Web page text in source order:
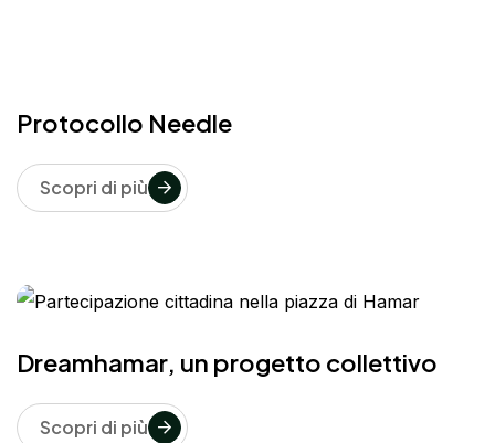
Protocollo Needle
Scopri di più
Dreamhamar, un progetto collettivo
Scopri di più